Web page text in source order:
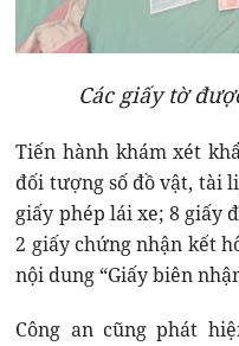
Các giấy tờ
Tiến hành khám xét
đối tượng số đồ vật, tài
giấy phép lái xe; 8 giấy
2 giấy chứng nhận kết
nội dung “Giấy biên
Công an cũng phát